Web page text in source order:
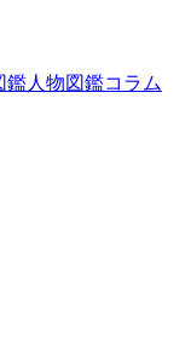
鑑人物図鑑コラム